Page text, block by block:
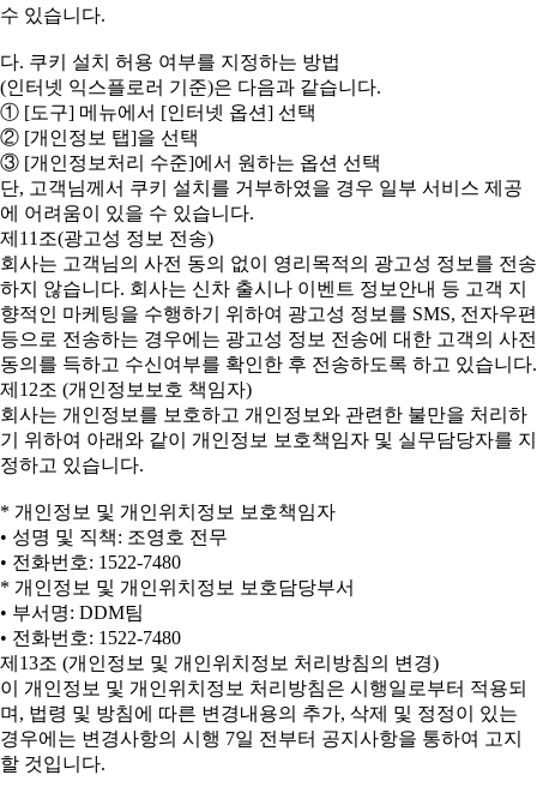
수 있습니다.
다. 쿠키 설치 허용 여부를 지정하는 방법
(인터넷 익스플로러 기준)은 다음과 같습니다.
① [도구] 메뉴에서 [인터넷 옵션] 선택
② [개인정보 탭]을 선택
③ [개인정보처리 수준]에서 원하는 옵션 선택
단, 고객님께서 쿠키 설치를 거부하였을 경우 일부 서비스 제공
에 어려움이 있을 수 있습니다.
제11조(광고성 정보 전송)
회사는 고객님의 사전 동의 없이 영리목적의 광고성 정보를 전송
하지 않습니다. 회사는 신차 출시나 이벤트 정보안내 등 고객 지
향적인 마케팅을 수행하기 위하여 광고성 정보를 SMS, 전자우편
등으로 전송하는 경우에는 광고성 정보 전송에 대한 고객의 사전
동의를 득하고 수신여부를 확인한 후 전송하도록 하고 있습니다.
제12조 (개인정보보호 책임자)
회사는 개인정보를 보호하고 개인정보와 관련한 불만을 처리하
기 위하여 아래와 같이 개인정보 보호책임자 및 실무담당자를 지
정하고 있습니다.
* 개인정보 및 개인위치정보 보호책임자
• 성명 및 직책: 조영호 전무
• 전화번호: 1522-7480
* 개인정보 및 개인위치정보 보호담당부서
• 부서명: DDM팀
• 전화번호: 1522-7480
제13조 (개인정보 및 개인위치정보 처리방침의 변경)
이 개인정보 및 개인위치정보 처리방침은 시행일로부터 적용되
며, 법령 및 방침에 따른 변경내용의 추가, 삭제 및 정정이 있는
경우에는 변경사항의 시행 7일 전부터 공지사항을 통하여 고지
할 것입니다.